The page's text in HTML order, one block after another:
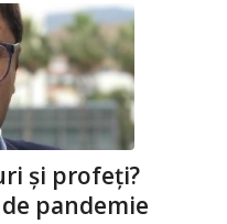
și profeți?
pandemie